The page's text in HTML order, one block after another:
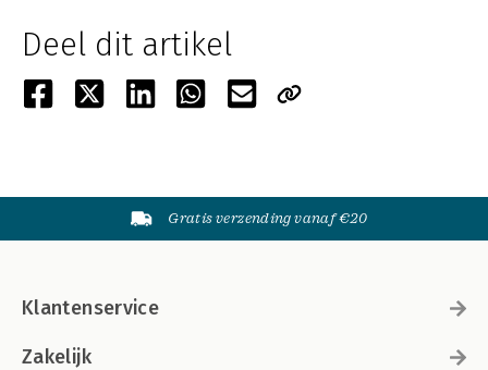
Deel dit artikel
Gratis verzending vanaf €20
Klantenservice
Zakelijk